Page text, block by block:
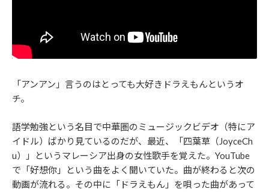
「アンアン」言うのはとっても大好きドラえもんというオ
チ。
語学勉強という名目で中華圏のミュージックビデオ（特にア
イドル）ばかり見ているのだが、最近、「四葉草（JoyceCh
u）」というマレーシア出身の女性歌手を覚えた。YouTube
で「好想你」という曲をよく聞いていた。曲が終わると次の
動画が流れる。その中に「ドラえもん」を唄った曲があって